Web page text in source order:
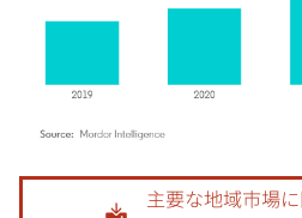
画像 © Mordor Intelligence。再利用には